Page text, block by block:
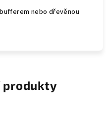
nebo dřevěnou
produkty